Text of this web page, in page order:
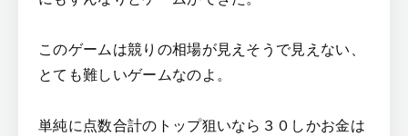
このゲームは競りの相場が見えそうで見えない、
とても難しいゲームなのよ。
単純に点数合計のトップ狙いなら３０しかお金は